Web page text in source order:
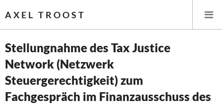
AXEL TROOST
Startseite
Themen
Stellungnahme des Tax Justice
Network (Netzwerk
Steuergerechtigkeit) zum
Fachgespräch im Finanzausschuss des